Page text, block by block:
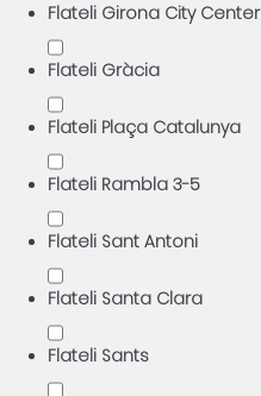
Flateli Girona City Center
Flateli Gràcia
Flateli Plaça Catalunya
Flateli Rambla 3-5
Flateli Sant Antoni
Flateli Santa Clara
Flateli Sants